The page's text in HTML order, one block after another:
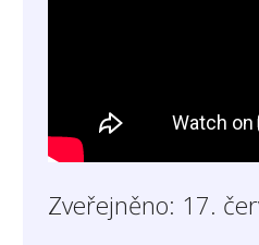
Zveřejněno: 17.